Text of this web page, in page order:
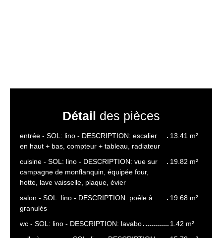
Détail des pièces
entrée - SOL: lino - DESCRIPTION: escalier
en haut + bas, compteur + tableau, radiateur
13.41 m²
cuisine - SOL: lino - DESCRIPTION: vue sur
campagne de monflanquin, équipée four,
hotte, lave vaisselle, plaque, évier
19.82 m²
salon - SOL: lino - DESCRIPTION: poêle à
granulés
19.68 m²
wc - SOL: lino - DESCRIPTION: lavabo
1.42 m²